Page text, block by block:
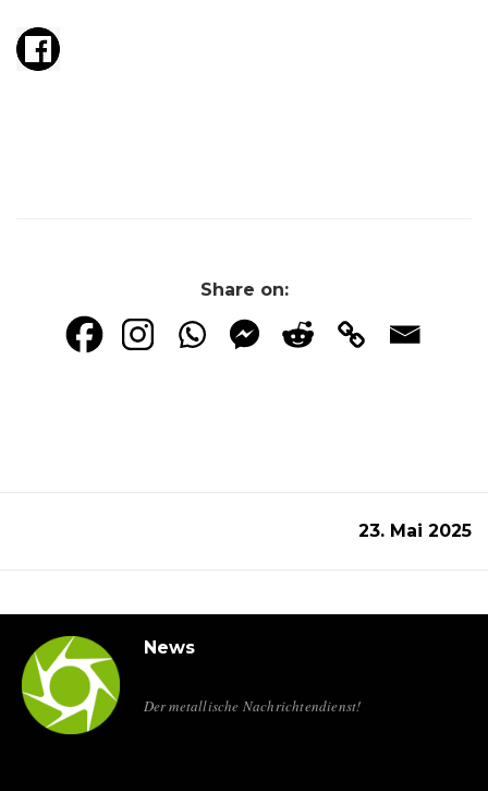
Share on:
23. Mai 2025
News
Der metallische Nachrichtendienst!